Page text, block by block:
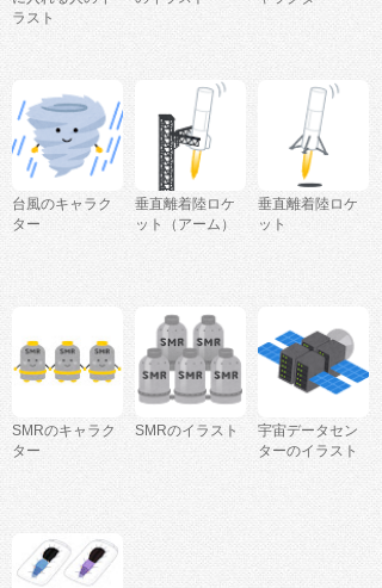
ラスト
台風のキャラク
ター
垂直離着陸ロケ
ット（アーム）
垂直離着陸ロケ
ット
SMRのキャラク
ター
SMRのイラスト
宇宙データセン
ターのイラスト